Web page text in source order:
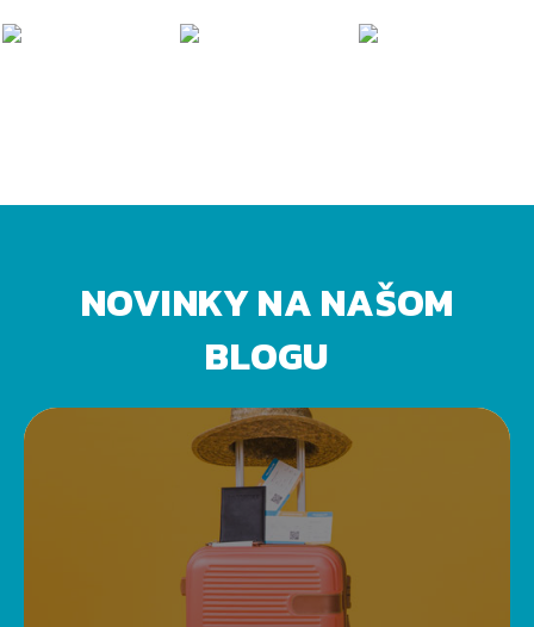
NOVINKY NA NAŠOM
BLOGU